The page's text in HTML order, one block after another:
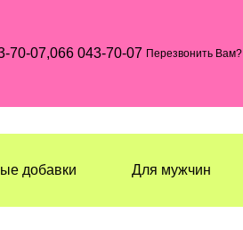
70-07,066 043-70-07 Перезвонить Вам?
добавки Для мужчин